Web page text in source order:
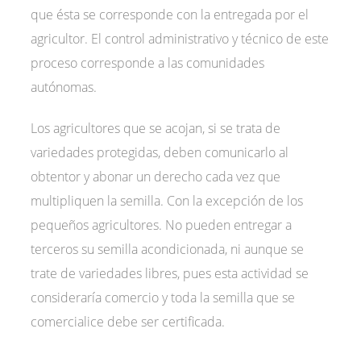
que ésta se corresponde con la entregada por el
agricultor. El control administrativo y técnico de este
proceso corresponde a las comunidades
autónomas.
Los agricultores que se acojan, si se trata de
variedades protegidas, deben comunicarlo al
obtentor y abonar un derecho cada vez que
multipliquen la semilla. Con la excepción de los
pequeños agricultores. No pueden entregar a
terceros su semilla acondicionada, ni aunque se
trate de variedades libres, pues esta actividad se
consideraría comercio y toda la semilla que se
comercialice debe ser certificada.